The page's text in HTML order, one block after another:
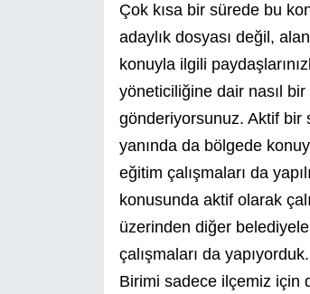
Çok kısa bir sürede bu
adaylık dosyası değil,
konuyla ilgili
yöneticiliğine dair nasıl
gönderiyorsunuz. Aktif bir
yanında da bölgede
eğitim çalışmaları da
konusunda aktif olarak
üzerinden diğer
çalışmaları da
Birimi sadece ilçemiz için